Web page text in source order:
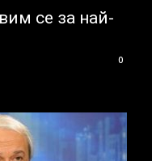
се за най-
0